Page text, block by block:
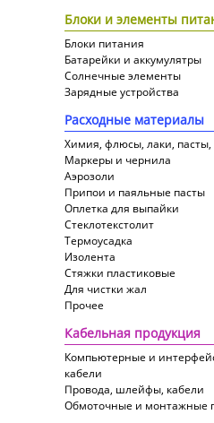
Блоки и элементы
Блоки питания
Батарейки и аккумулятры
Солнечные элементы
Зарядные устройства
Расходные материалы
Химия, флюсы, лаки, пасты,
Маркеры и чернила
Аэрозоли
Припои и паяльные пасты
Оплетка для выпайки
Cтеклотекстолит
Термоусадка
Изолента
Стяжки пластиковые
Для чистки жал
Прочее
Кабельная продукция
Компьютерные и
кабели
Провода, шлейфы, кабели
Обмоточные и монтажные